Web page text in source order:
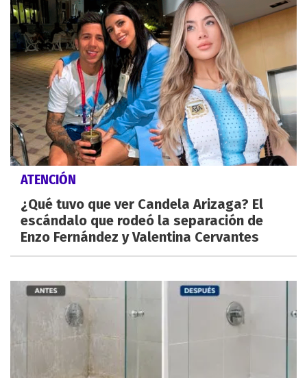
ATENCIÓN
¿Qué tuvo que ver Candela Arizaga? El
escándalo que rodeó la separación de
Enzo Fernández y Valentina Cervantes